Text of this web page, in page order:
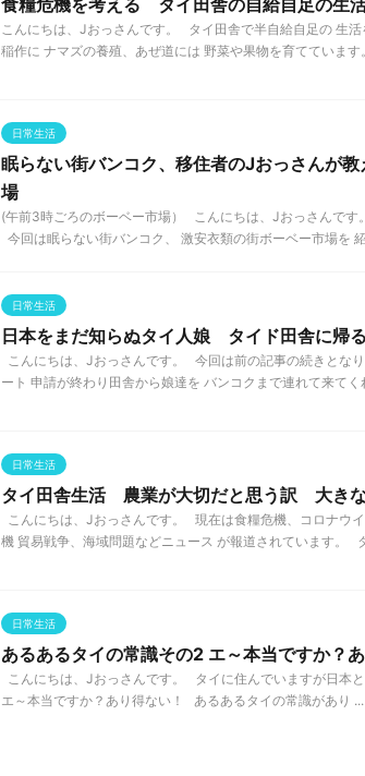
食糧危機を考える タイ田舎の自給自足の生
こんにちは、Jおっさんです。 タイ田舎で半自給自足の 生
稲作に ナマズの養殖、あぜ道には 野菜や果物を育てていま
日常生活
眠らない街バンコク、移住者のJおっさんが
場
(午前3時ごろのボーベー市場） こんにちは、Jおっさんです
今回は眠らない街バンコク、 激安衣類の街ボーベー市場を
日常生活
日本をまだ知らぬタイ人娘 タイド田舎に帰
こんにちは、Jおっさんです。 今回は前の記事の続きとな
ート 申請が終わり田舎から娘達を バンコクまで連れて来てく
日常生活
タイ田舎生活 農業が大切だと思う訳 大き
こんにちは、Jおっさんです。 現在は食糧危機、コロナウ
機 貿易戦争、海域問題などニュース が報道されています。
日常生活
あるあるタイの常識その2 エ～本当ですか？
こんにちは、Jおっさんです。 タイに住んでいますが日本
エ～本当ですか？あり得ない！ あるあるタイの常識があり ...